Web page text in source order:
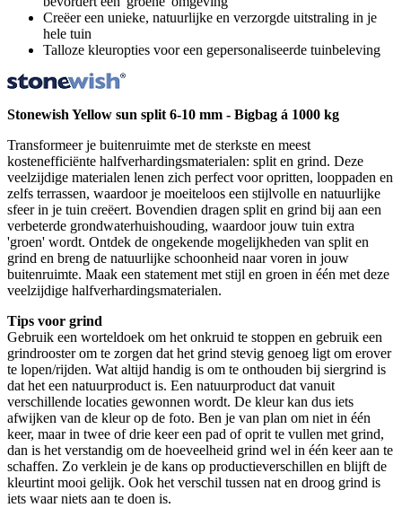
Creëer een unieke, natuurlijke en verzorgde uitstraling in je
hele tuin
Talloze kleuropties voor een gepersonaliseerde tuinbeleving
Stonewish Yellow sun split 6-10 mm - Bigbag á 1000 kg
Transformeer je buitenruimte met de sterkste en meest
kostenefficiënte halfverhardingsmaterialen: split en grind. Deze
veelzijdige materialen lenen zich perfect voor opritten, looppaden en
zelfs terrassen, waardoor je moeiteloos een stijlvolle en natuurlijke
sfeer in je tuin creëert. Bovendien dragen split en grind bij aan een
verbeterde grondwaterhuishouding, waardoor jouw tuin extra
'groen' wordt. Ontdek de ongekende mogelijkheden van split en
grind en breng de natuurlijke schoonheid naar voren in jouw
buitenruimte. Maak een statement met stijl en groen in één met deze
veelzijdige halfverhardingsmaterialen.
Tips voor grind
Gebruik een worteldoek om het onkruid te stoppen en gebruik een
grindrooster om te zorgen dat het grind stevig genoeg ligt om erover
te lopen/rijden. Wat altijd handig is om te onthouden bij siergrind is
dat het een natuurproduct is. Een natuurproduct dat vanuit
verschillende locaties gewonnen wordt. De kleur kan dus iets
afwijken van de kleur op de foto. Ben je van plan om niet in één
keer, maar in twee of drie keer een pad of oprit te vullen met grind,
dan is het verstandig om de hoeveelheid grind wel in één keer aan te
schaffen. Zo verklein je de kans op productieverschillen en blijft de
kleurtint mooi gelijk. Ook het verschil tussen nat en droog grind is
iets waar niets aan te doen is.